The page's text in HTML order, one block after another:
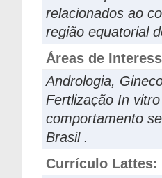
relacionados ao
região equatorial
Áreas de
Andrologia,
Fertlização In
comportamento
Brasil .
Currículo Lattes: